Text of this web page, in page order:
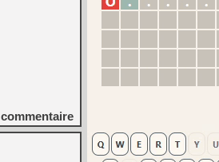
commentaire